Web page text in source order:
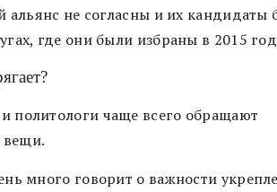
альянс не согласны и их кандидаты
где они были избраны в 2015
политологи чаще всего обращают
много говорит о важности